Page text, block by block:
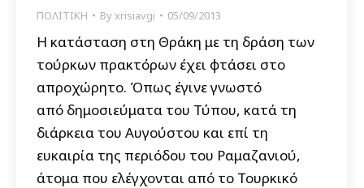
ΠΟΛΙΤΙΚΗ Byxrisiavgi 05/09/2013
Η κατάσταση στη Θράκη με τη δράση των
τούρκων πρακτόρων έχει φτάσει στο
απροχώρητο. Όπως έγινε γνωστό
από δημοσιεύματα του Τύπου, κατά τη
διάρκεια του Αυγούστου και επί τη
ευκαιρία της περιόδου του Ραμαζανιού,
άτομα που ελέγχονται από το Τουρκικό